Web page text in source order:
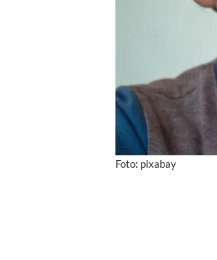
Foto: pixabay